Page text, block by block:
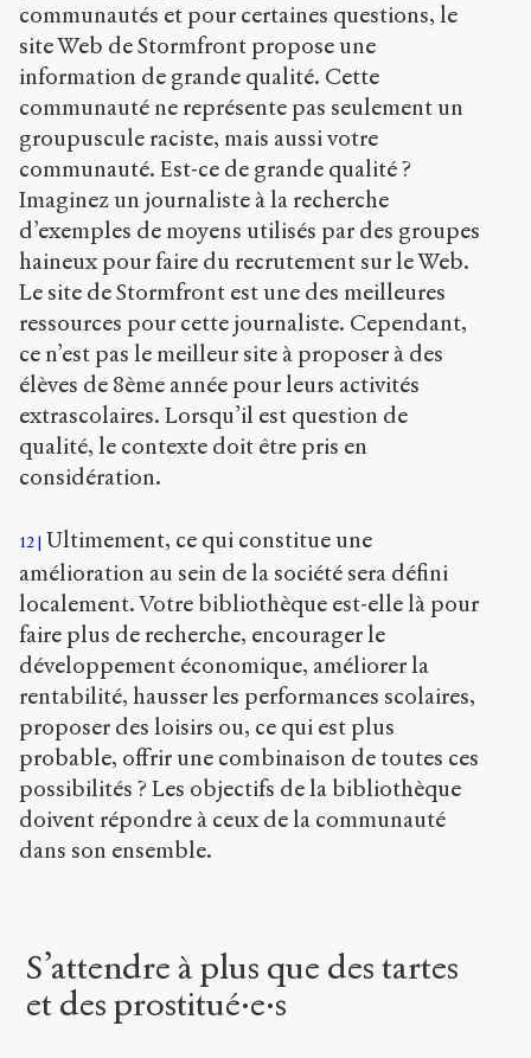
communautés et pour certaines questions, le
site Web de Stormfront propose une
information de grande qualité. Cette
communauté ne représente pas seulement un
groupuscule raciste, mais aussi votre
communauté. Est-ce de grande qualité ?
Imaginez un journaliste à la recherche
d’exemples de moyens utilisés par des groupes
haineux pour faire du recrutement sur le Web.
Le site de Stormfront est une des meilleures
ressources pour cette journaliste. Cependant,
ce n’est pas le meilleur site à proposer à des
élèves de 8ème année pour leurs activités
extrascolaires. Lorsqu’il est question de
qualité, le contexte doit être pris en
considération.
12 Ultimement, ce qui constitue une
amélioration au sein de la société sera défini
localement. Votre bibliothèque est-elle là pour
faire plus de recherche, encourager le
développement économique, améliorer la
rentabilité, hausser les performances scolaires,
proposer des loisirs ou, ce qui est plus
probable, offrir une combinaison de toutes ces
possibilités ? Les objectifs de la bibliothèque
doivent répondre à ceux de la communauté
dans son ensemble.
S’attendre à plus que des tartes
et des prostitué·e·s